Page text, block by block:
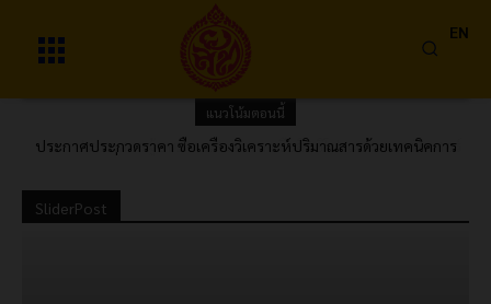
EN
แนวโน้มตอนนี้
ประกาศประกวดราคา ซื้อเครื่องวิเคราะห์ปริมาณสารด้วยเทคนิคการ
ประกาศผลผู้ชนะการเสนอราคา ซื้อสิทธิโปรแกรมคอมพิวเตอร์
SliderPost